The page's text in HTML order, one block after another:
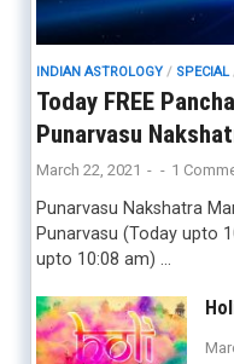
INDIAN ASTROLOGY/ SPECIAL
Today FREE
Punarvasu
March 22, 2021 - - 1
Punarvasu Nakshatra
Punarvasu (Today upto
upto 10:08 am) …